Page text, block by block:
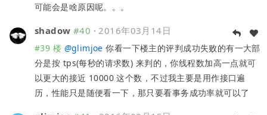
可能会是啥原因呢。。。
shadow #40 · 2016年03月14日
#39 楼 @glimjoe 你看一下楼主的评判成功失败的有一大部
分是按 tps(每秒的请求数) 来判的，你线程数加高一点就可
以更大的接近 10000 这个数，不过我主要是用作接口遍
历，性能只是随便看一下，那只要看事务成功率就可以了